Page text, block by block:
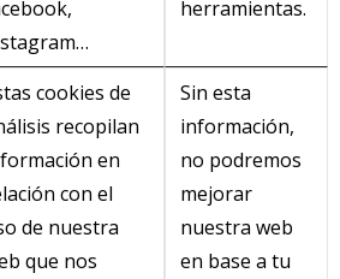
herramientas.
cookies de
recopilan
en
con el
de nuestra
que nos
Sin esta
información,
no podremos
mejorar
nuestra web
en base a tu